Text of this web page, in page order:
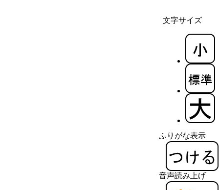
文字サイズ
ふりがな表示
音声読み上げ